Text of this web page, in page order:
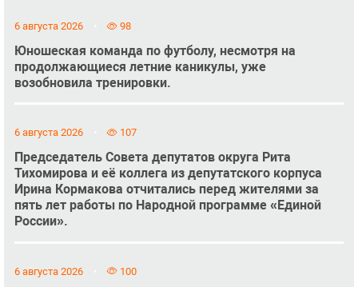
6 августа 2026 98
Юношеская команда по футболу, несмотря на
продолжающиеся летние каникулы, уже
возобновила тренировки.
6 августа 2026 107
Председатель Совета депутатов округа Рита
Тихомирова и её коллега из депутатского корпуса
Ирина Кормакова отчитались перед жителями за
пять лет работы по Народной программе «Единой
России».
6 августа 2026 100